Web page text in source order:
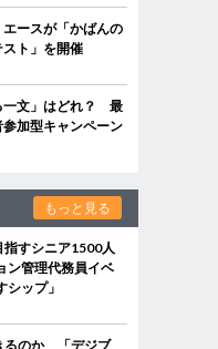
ースが「かばんの
ト」を開催
一文」はどれ？ 最
加型キャンペーン
もっと見る
指すシニア1500人
管理代務員イベ
シップ」
るのか 「デジブ